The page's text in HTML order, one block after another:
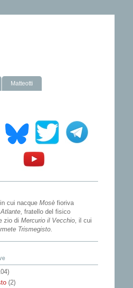
Matteotti
cui nacque Mosè fioriva
Atlante , fratello del fisico
zio di Mercurio il Vecchio , il cui
Trismegisto
(2)